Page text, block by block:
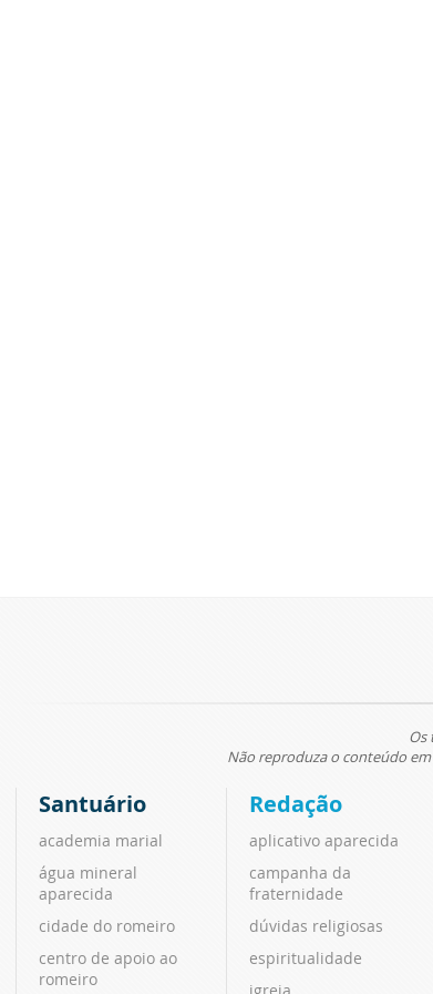
Os
Não reproduza o conteúdo
Santuário
academia marial
água mineral
aparecida
cidade do romeiro
centro de apoio ao
romeiro
Redação
aplicativo aparecida
campanha da
fraternidade
dúvidas religiosas
espiritualidade
igreja